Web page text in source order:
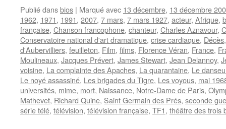
Publié dansbios | Marqué avec 13 décembre, 13 décembre
1962, 1971, 1991, 2007, 7 mars, 7 mars 1927, acteur, Afrique,
française, Chanson francophone, chanteur, Charles Aznavour,
Conservatoire national d'art dramatique, crise cardiaque, Décès
d'Aubervilliers, feuilleton, Film, films, Florence Véran, France,
Moulineaux, Jacques Prévert, James Stewart, Jean Delannoy,
voisine, La complainte des Apaches, La quarantaine, Le
Le noyé assassiné, Les brigades du Tigre, Les voyous, mai
universités, mime, mort, Naissance, Notre-Dame de Paris,
Mathevet, Richard Quine, Saint Germain des Prés, seconde
série télé, télévision, télévision française, TF1, théâtre des trois